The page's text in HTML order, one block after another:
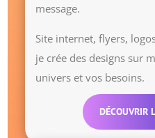
message.
Site internet, flyers,
je crée des designs sur
univers et vos besoins.
DÉCOUVRIR